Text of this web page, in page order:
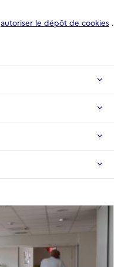
autoriser le dépôt de cookies .